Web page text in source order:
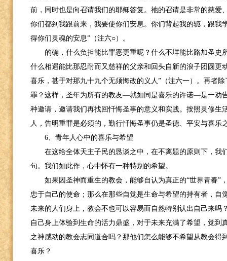
前，同时也是向召请我们的耶稣答复。祂的召请是非常的慈爱
你们都到我跟前来，我要使你们安息。你们背起我的轭，跟我
得你们灵魂的安息”（注六○）。
的确，什么负担能比罪恶更重呢？什么不垟能比路加圣史
什么相遇能比那忍耐而又慈祥的父亲和回头自新的浪子团圆更
喜乐，甚于对那九十九个无须悔改的义人”（注六一）。再者
罪？这样，圣年为所有的教友—就如同是喜乐的许诺—是一劝
种邀请，邀请我们再找回忏悔圣事的意义和实践。按照灵修生
人，告明重罪是必须的，勤行忏悔圣事仍是圣德、平安与喜乐
6、青年人心中的喜乐与希望
在这给全体天主子民的恳谈之中，在不离题的原则下，我
句。我们如此作，心中怀有一种特别的希望。
如果因圣神而重生的教会，能够自认为真正的“世界青春”
忠于自己的使命；那么在那些自觉是生命与希望的持有者，自
未来的人们身上，教会不也可以容易而自然特别认出自己来吗
自己身上体验到生命的活力鼎盛，对于未来充满了希望，觉到
之神感动的教会志同道合吗？那他们怎么能够不希望从教会得
喜乐？